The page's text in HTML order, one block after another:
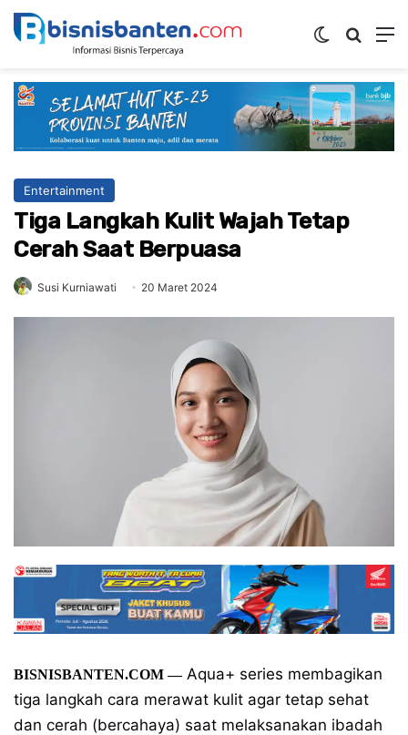
Switch skin
Entertainment
Tiga Langkah Kulit Wajah Tetap
Cerah Saat Berpuasa
Susi Kurniawati 20 Maret 2024
BISNISBANTEN.COM —Aqua+ series membagikan
tiga langkah cara merawat kulit agar tetap sehat
dan cerah (bercahaya) saat melaksanakan ibadah